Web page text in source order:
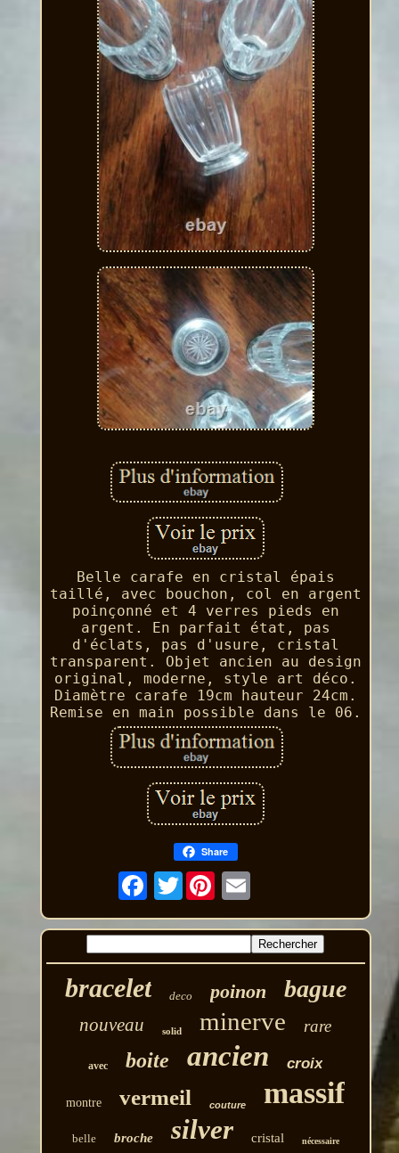
Belle carafe en cristal épais
taillé, avec bouchon, col en argent
poinçonné et 4 verres pieds en
argent. En parfait état, pas
d'éclats, pas d'usure, cristal
transparent. Objet ancien au design
original, moderne, style art déco.
Diamètre carafe 19cm hauteur 24cm.
Remise en main possible dans le 06.
Share
Twitter
bracelet deco poinon bague
nouveau solid minerve rare
avec boite ancien croix
montre vermeil couture massif
belle broche silver cristal nécessaire